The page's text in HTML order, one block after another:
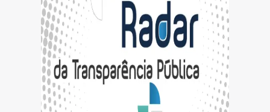
pdf
555.83 KB
Anexo IV - Plano-de-trabalho-edital- TCC